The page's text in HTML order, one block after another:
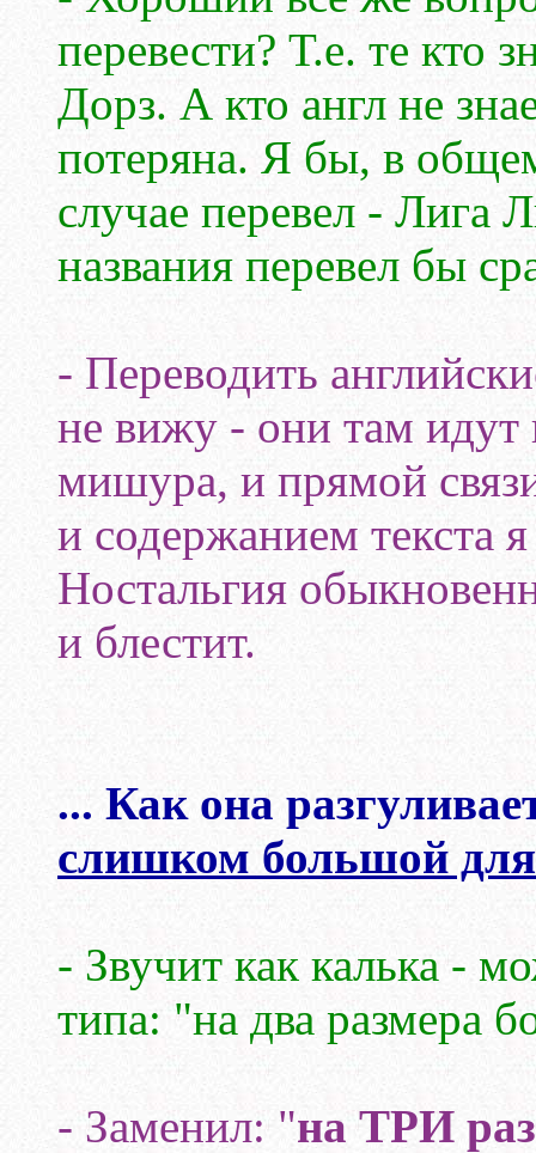
перевести? Т.е. те кто
Дорз. А кто англ не
потеряна. Я бы, в
случае перевел - Лига
названия перевел бы
- Переводить
не вижу - они там идут
мишура, и прямой
и содержанием текста
Ностальгия
и блестит.
... Как она
слишком большой для
- Звучит как калька -
типа: "на два размера
- Заменил: "на ТРИ